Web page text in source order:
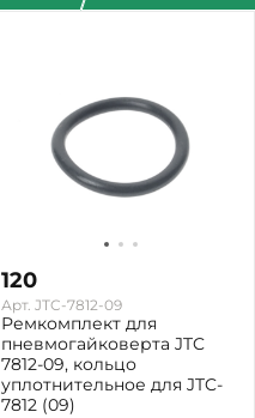
120
Арт. JTC-7812-09
Ремкомплект для
пневмогайковерта JTC
7812-09, кольцо
уплотнительное для JTC-
7812 (09)